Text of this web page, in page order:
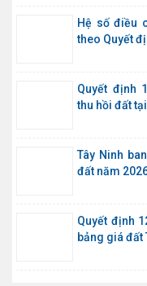
Hệ số điều
theo Quyết
Quyết định
thu hồi đất
Tây Ninh
đất năm
Quyết định
bảng giá đất